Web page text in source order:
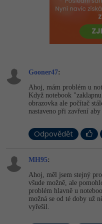
HTML5, CSS3,
SQL a databáze
UML a
React
Spring
Django
JavaScript
Python
HTML / CSS
UML a
MySQL/
SQLite
Vývojář
Specialista na
Webdesigner
Tester
3D grafik
Projektový
Python -80%
JavaScript -80%
Swift -80%
Kotlin
VB.NET
SQL
Digitální
Marketing -30%
UX
Business
Copywriting -30%
MS Office -80%
Gooner47:
Ahoj, mám problém u
Když notebook
obrazovka ale počítač
nastaveno při zavření
Odpovědět
MH95:
Ahoj, měl jsem stejný
všude možně, ale
problém hlavně u
možná se od té doby už
vyřešil.